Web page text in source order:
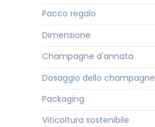
Pacco regalo
Dimensione
Champagne d'annata
Dosaggio dello champagne
Packaging
Viticoltura sostenibile